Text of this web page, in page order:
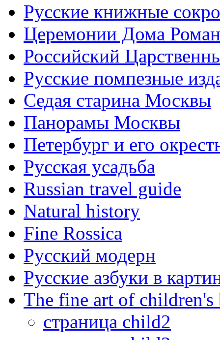
Русские книжные
Церемонии Дома
Российский
Русские помпезные
Седая старина Москвы
Панорамы Москвы
Петербург и его
Русская усадьба
Russian travel guide
Natural history
Fine Rossica
Русский модерн
Русские азбуки в
The fine art of
страница child2